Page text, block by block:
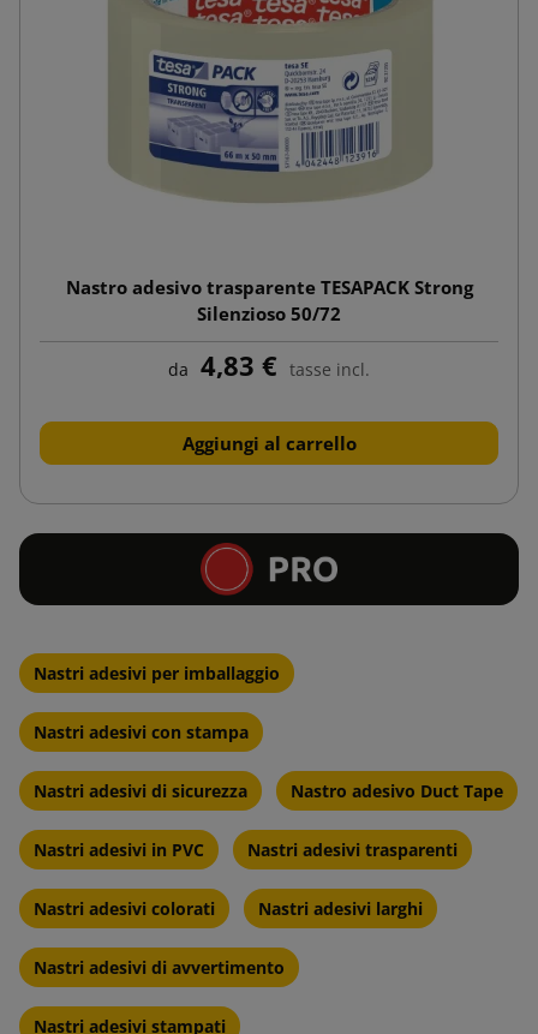
Nastro adesivo trasparente TESAPACK Strong
Silenzioso 50/72
da 4,83 € tasse incl.
Aggiungi al carrello
Nastri adesivi per imballaggio
Nastri adesivi con stampa
Nastri adesivi di sicurezza Nastro adesivo Duct Tape
Nastri adesivi in PVC Nastri adesivi trasparenti
Nastri adesivi colorati Nastri adesivi larghi
Nastri adesivi di avvertimento
Nastri adesivi stampati